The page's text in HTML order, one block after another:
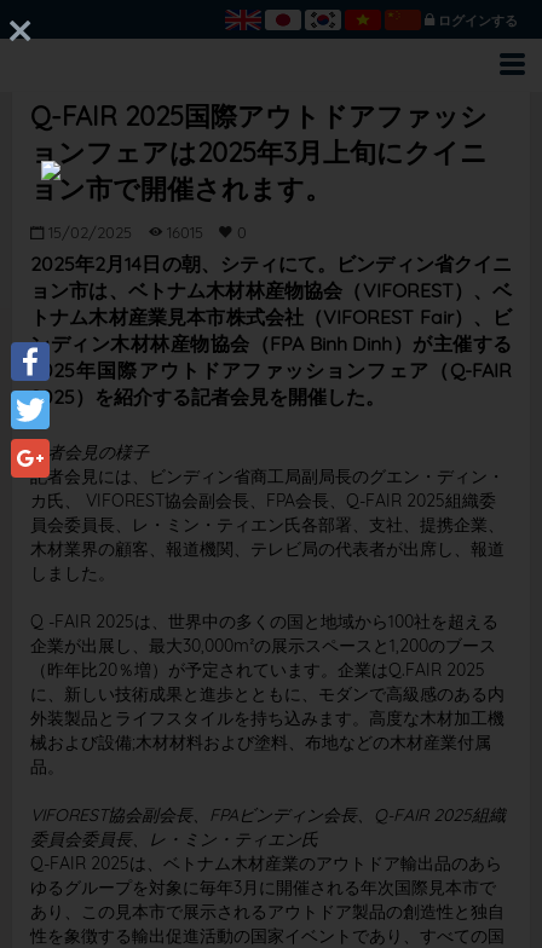
ログインする
Facebook
Twitter
Google+
Q-FAIR 2025国際アウトドアファッシ
ョンフェアは2025年3月上旬にクイニ
ョン市で開催されます。
15/02/2025 16015 0
2025年2月14日の朝、シティにて。ビンディン省クイニ
ョン市は、ベトナム木材林産物協会（VIFOREST）、ベ
トナム木材産業見本市株式会社（VIFOREST Fair）、ビ
ンディン木材林産物協会（FPA Binh Dinh）が主催する
2025年国際アウトドアファッションフェア（Q-FAIR
2025）を紹介する記者会見を開催した。
記者会見の様子
記者会見には、ビンディン省商工局副局長のグエン・ディン・
カ氏、 VIFOREST協会副会長、FPA会長、Q-FAIR 2025組織委
員会委員長、レ・ミン・ティエン氏各部署、支社、提携企業、
木材業界の顧客、報道機関、テレビ局の代表者が出席し、報道
しました。
Q -FAIR 2025は、世界中の多くの国と地域から100社を超える
企業が出展し、最大30,000m²の展示スペースと1,200のブース
（昨年比20％増）が予定されています 。 企業はQ.FAIR 2025
に、新しい技術成果と進歩とともに、モダンで高級感のある内
外装製品とライフスタイルを持ち込みます。高度な木材加工機
械および設備;木材材料および塗料、布地などの木材産業付属
品。
VIFOREST協会副会長、FPAビンディン会長、Q-FAIR 2025組織
委員会委員長、レ・ミン・ティエン氏
Q-FAIR 2025は、ベトナム木材産業のアウトドア輸出品のあら
ゆるグループを対象に毎年3月に開催される年次国際見本市で
あり、この見本市で展示されるアウトドア製品の創造性と独自
性を象徴する輸出促進活動の国家イベントであり、すべての国